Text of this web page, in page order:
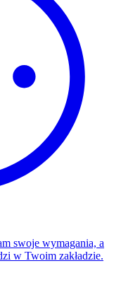
swoje wymagania, a
w Twoim zakładzie.